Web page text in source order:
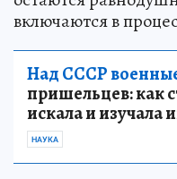
включаются в
Над СССР
пришельцев: как
искала и изучала
НАУКА